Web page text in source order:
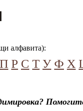
алфавита):
П Р С Т У Ф Х